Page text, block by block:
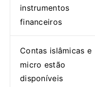
instrumentos
financeiros
Contas islâmicas e
micro estão
disponíveis